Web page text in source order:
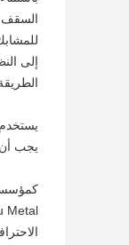
السقف
يجب